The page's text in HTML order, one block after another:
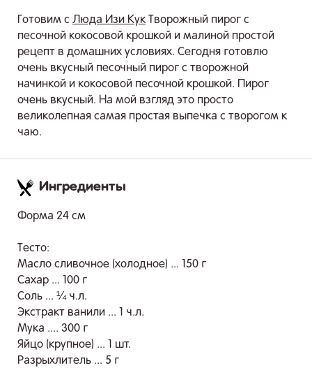
Готовим с Люда Изи Кук Творожный пирог с
песочной кокосовой крошкой и малиной простой
рецепт в домашних условиях. Сегодня готовлю
очень вкусный песочный пирог с творожной
начинкой и кокосовой песочной крошкой. Пирог
очень вкусный. На мой взгляд это просто
великолепная самая простая выпечка с творогом к
чаю.
Ингредиенты
Форма 24 см
Тесто:
Масло сливочное (холодное) ... 150 г
Сахар ... 100 г
Соль ... ¼ ч.л.
Экстракт ванили ... 1 ч.л.
Мука .... 300 г
Яйцо (крупное) ... 1 шт.
Разрыхлитель ... 5 г